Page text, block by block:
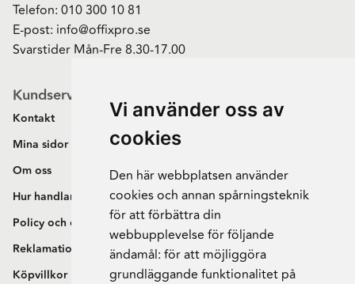
Vi använder oss av
cookies
Den här webbplatsen använder
cookies och annan spårningsteknik
för att förbättra din
webbupplevelse för följande
ändamål: för att möjliggöra
grundläggande funktionalitet på
Telefon: 010 300 10 81
E-post: info@offixpro.se
Svarstider Mån-Fre 8.30-17.00
Kundservice
Kontakt
Mina sidor
Om oss
Hur handlar jag?
Policy och cookies
Reklamation och retur
Köpvillkor